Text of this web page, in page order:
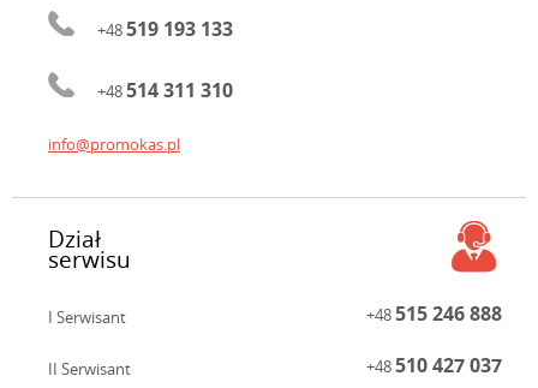
+48519 193 133
+48514 311 310
info@promokas.pl
Dział
serwisu
I Serwisant +48515 246 888
II Serwisant +48510 427 037